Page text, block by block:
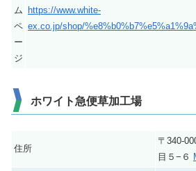
ム
ペ
ー
ジ
https://www.white-
ex.co.jp/shop/
ホワイト急便草加工場
住所
〒340-
目５−６